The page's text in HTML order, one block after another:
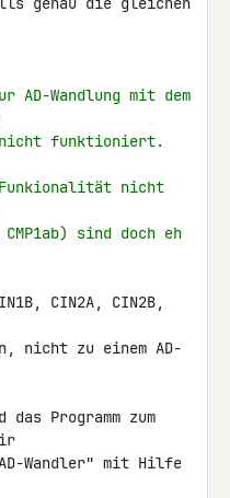
nicht funktioniert.
Funkionalität nicht
CMP1ab) sind doch eh
CIN2A, CIN2B,
nicht zu einem AD-
Wandler" mit Hilfe